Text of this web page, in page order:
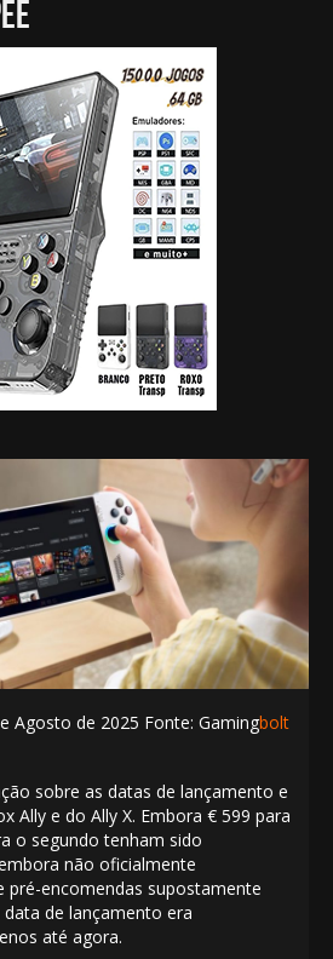
Agosto de 2025 Fonte: Gamingbolt
sobre as datas de lançamento e
Ally e do Ally X. Embora € 599 para
o segundotenham sido
não oficialmente
pré-encomendas supostamente
data de lançamento era
até agora.